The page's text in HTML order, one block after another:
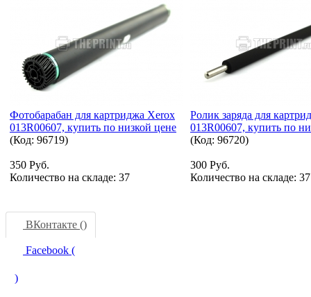
Фотобарабан для картриджа Xerox
013R00607, купить по низкой цене
(Код: 96719)
350 Руб.
Количество на складе: 37
Ролик заряда для
013R00607, купить по
(Код: 96720)
300 Руб.
Количество на складе: 37
ВКонтакте ()
Facebook (
)